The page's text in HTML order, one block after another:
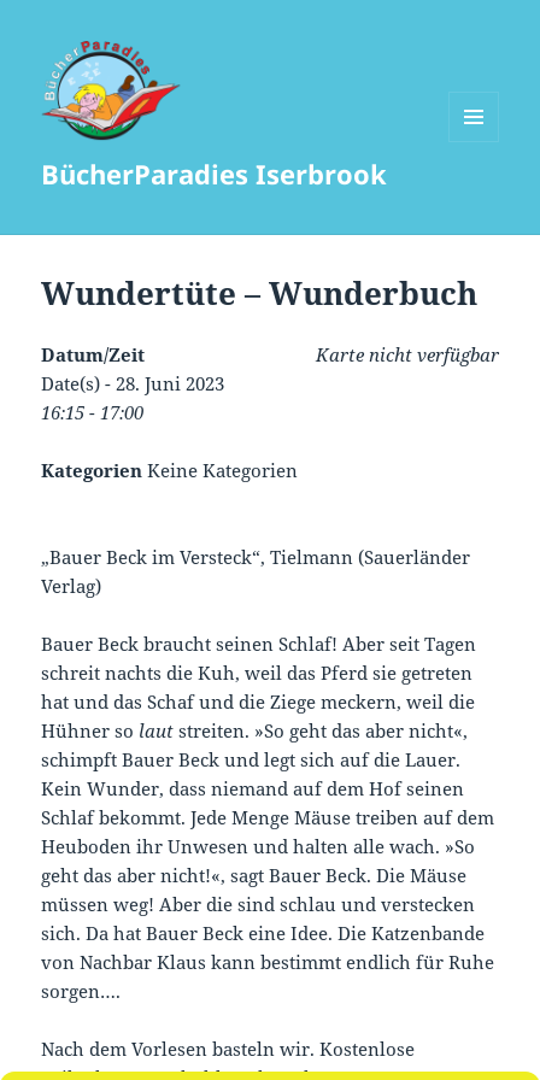
BücherParadies Iserbrook
Wundertüte – Wunderbuch
Karte nicht verfügbar
Datum/Zeit
Date(s) - 28. Juni 2023
16:15 - 17:00
Kategorien Keine Kategorien
„Bauer Beck im Versteck“, Tielmann (Sauerländer
Verlag)
Bauer Beck braucht seinen Schlaf! Aber seit Tagen
schreit nachts die Kuh, weil das Pferd sie getreten
hat und das Schaf und die Ziege meckern, weil die
Hühner so laut streiten. »So geht das aber nicht«,
schimpft Bauer Beck und legt sich auf die Lauer.
Kein Wunder, dass niemand auf dem Hof seinen
Schlaf bekommt. Jede Menge Mäuse treiben auf dem
Heuboden ihr Unwesen und halten alle wach. »So
geht das aber nicht!«, sagt Bauer Beck. Die Mäuse
müssen weg! Aber die sind schlau und verstecken
sich. Da hat Bauer Beck eine Idee. Die Katzenbande
von Nachbar Klaus kann bestimmt endlich für Ruhe
sorgen….
Nach dem Vorlesen basteln wir. Kostenlose